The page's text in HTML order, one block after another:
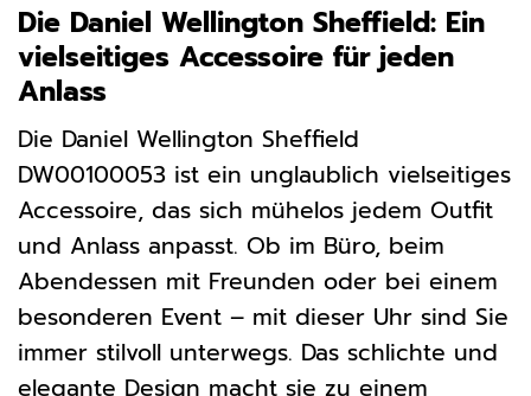
Die Daniel Wellington Sheffield: Ein
vielseitiges Accessoire für jeden
Anlass
Die Daniel Wellington Sheffield
DW00100053 ist ein unglaublich vielseitiges
Accessoire, das sich mühelos jedem Outfit
und Anlass anpasst. Ob im Büro, beim
Abendessen mit Freunden oder bei einem
besonderen Event – mit dieser Uhr sind Sie
immer stilvoll unterwegs. Das schlichte und
elegante Design macht sie zu einem